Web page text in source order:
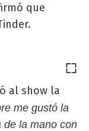
que
al show la
me gustó la
de la mano con